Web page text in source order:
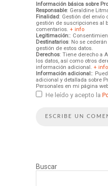
Información básica sobre
Responsable: Geraldine
Finalidad: Gestión del envío
gestión de suscripciones al
comentarios. + info
Legitimación::
Destinatarios: No se
gestión de estos datos.
Derechos: Tiene derecho a
los datos, así como otros
información adicional. + info
Información adicional::
adicional y detallada sobre
Personales en mi página
He leído y acepto la
Buscar